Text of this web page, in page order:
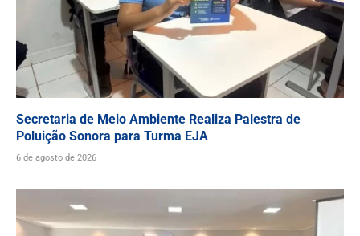
Secretaria de Meio Ambiente Realiza Palestra de
Poluição Sonora para Turma EJA
6 de agosto de 2026